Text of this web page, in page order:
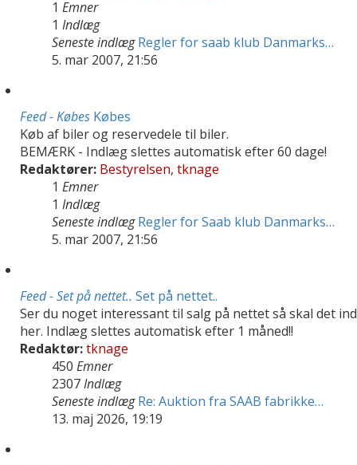
1 Emner
1 Indlæg
Seneste indlæg Regler for saab klub Danmarks…
5. mar 2007, 21:56
Feed - Købes Købes
Køb af biler og reservedele til biler.
BEMÆRK - Indlæg slettes automatisk efter 60 dage!
Redaktører: Bestyrelsen, tknage
1 Emner
1 Indlæg
Seneste indlæg Regler for Saab klub Danmarks…
5. mar 2007, 21:56
Feed - Set på nettet.. Set på nettet..
Ser du noget interessant til salg på nettet så skal det ind
her. Indlæg slettes automatisk efter 1 måned!!
Redaktør:tknage
450 Emner
2307Indlæg
Seneste indlæg Re: Auktion fra SAAB fabrikke…
13. maj 2026, 19:19